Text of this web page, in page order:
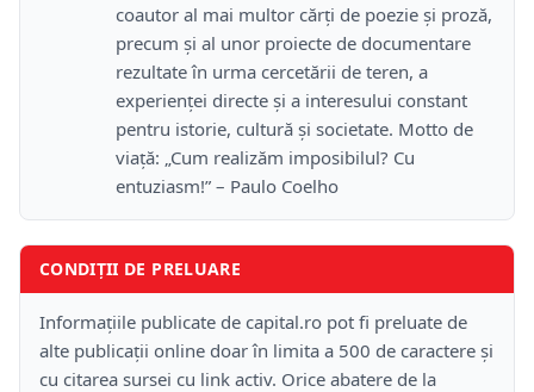
coautor al mai multor cărți de poezie și proză,
precum și al unor proiecte de documentare
rezultate în urma cercetării de teren, a
experienței directe și a interesului constant
pentru istorie, cultură și societate. Motto de
viață: „Cum realizăm imposibilul? Cu
entuziasm!” – Paulo Coelho
CONDIȚII DE PRELUARE
Informațiile publicate de capital.ro pot fi preluate de
alte publicații online doar în limita a 500 de caractere și
cu citarea sursei cu link activ. Orice abatere de la